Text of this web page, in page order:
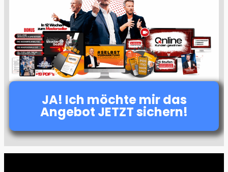
JA! Ich möchte mir das
Angebot JETZT sichern!